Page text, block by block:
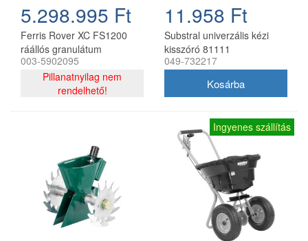
5.298.995 Ft
Ferris Rover XC FS1200
ráállós granulátum
szórógép
003-5902095
Pillanatnyilag nem
rendelhető!
11.958 Ft
Substral univerzális kézi
kisszóró 81111
049-732217
Ingyenes szállítás